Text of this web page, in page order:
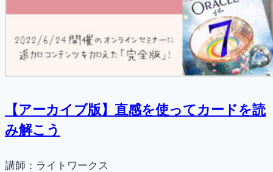
【アーカイブ版】直感を使ってカードを読
み解こう
講師：ライトワークス